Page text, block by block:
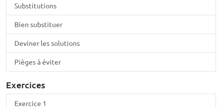
Substitutions
Bien substituer
Deviner les solutions
Pièges à éviter
Exercices
Exercice 1